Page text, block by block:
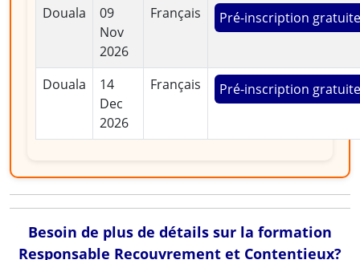
Douala
09
Nov
2026
Français Pré-inscription gratuite
Douala
14
Dec
2026
Français Pré-inscription gratuite
Besoin de plus de détails sur la formation
Responsable Recouvrement et Contentieux?